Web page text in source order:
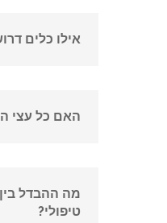
אילו כלים
האם כל עצי
מה ההבדל בין
טיפולי?